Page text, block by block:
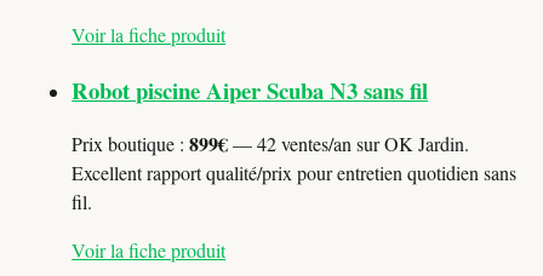
Voir la fiche produit
Robot piscine Aiper Scuba N3 sans fil
Prix boutique :899€— 42 ventes/an sur OK Jardin.
Excellent rapport qualité/prix pour entretien quotidien sans
fil.
Voir la fiche produit